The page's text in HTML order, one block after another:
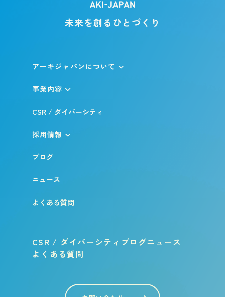
未来を創るひとづくり
アーキジャパンについて
事業内容
CSR / ダイバーシティ
採用情報
ブログ
ニュース
よくある質問
CSR / ダイバーシティ ブログニュース
よくある質問